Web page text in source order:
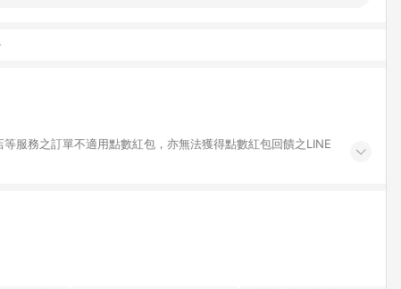
服務之訂單不適用點數紅包，亦無法獲得點數紅包回饋之LINE